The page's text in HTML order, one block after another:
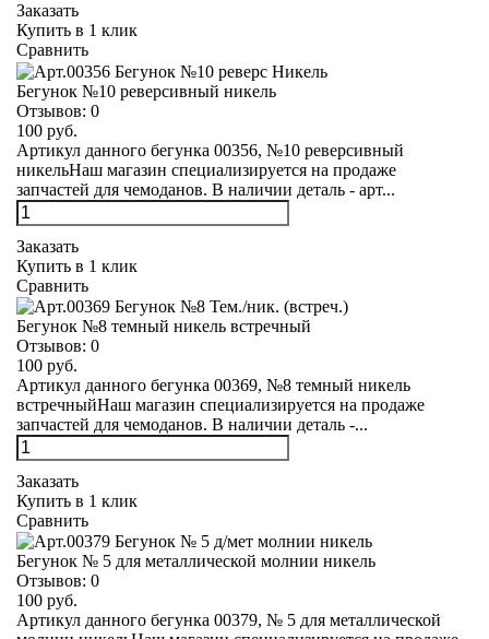
Заказать
Купить в 1 клик
Сравнить
Бегунок №10 реверсивный никель
Отзывов: 0
100 руб.
Артикул данного бегунка 00356, №10 реверсивный
никельНаш магазин специализируется на продаже
запчастей для чемоданов. В наличии деталь - арт...
Заказать
Купить в 1 клик
Сравнить
Бегунок №8 темный никель встречный
Отзывов: 0
100 руб.
Артикул данного бегунка 00369, №8 темный никель
встречныйНаш магазин специализируется на продаже
запчастей для чемоданов. В наличии деталь -...
Заказать
Купить в 1 клик
Сравнить
Бегунок № 5 для металлической молнии никель
Отзывов: 0
100 руб.
Артикул данного бегунка 00379, № 5 для металлической